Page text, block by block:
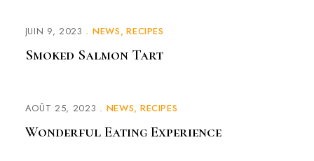
JUIN 9, 2023 NEWS RECIPES
Smoked Salmon Tart
AOÛT 25, 2023 NEWS RECIPES
Wonderful Eating Experience